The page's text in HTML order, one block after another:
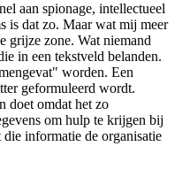
aan spionage, intellectueel
is dat zo. Maar wat mij meer
grijze zone. Wat niemand
in een tekstveld belanden.
worden. Een
geformuleerd wordt.
doet omdat het zo
om hulp te krijgen bij
informatie de organisatie